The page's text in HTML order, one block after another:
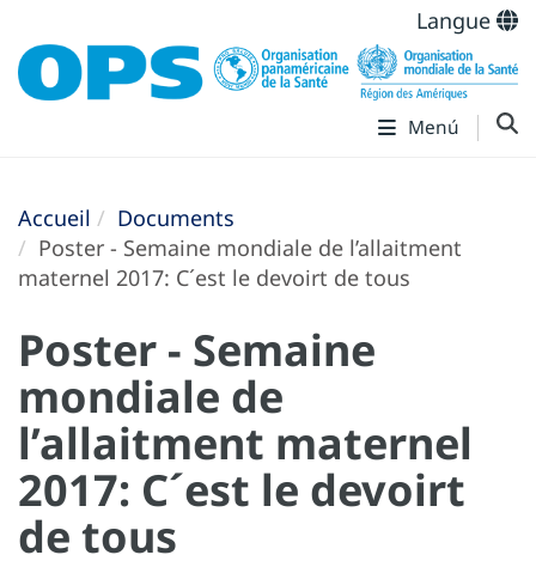
Langue
Menú
Accueil
Documents
Poster - Semaine mondiale de l’allaitment
maternel 2017: C´est le devoirt de tous
Poster - Semaine
mondiale de
l’allaitment maternel
2017: C´est le devoirt
de tous